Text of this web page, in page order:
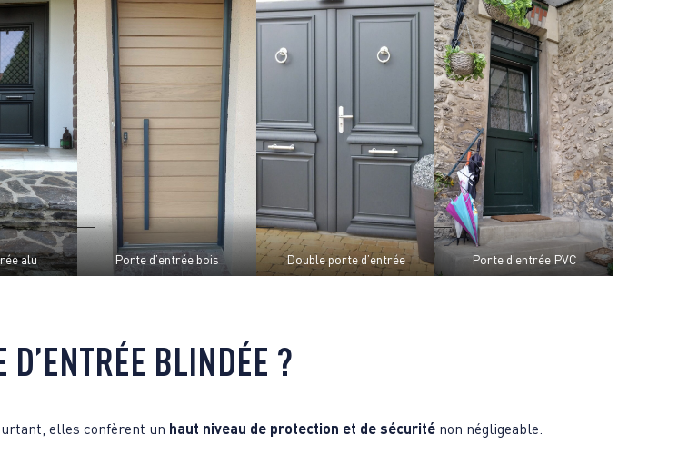
alu Porte d’entrée bois Double porte d’entrée Porte d’entrée PVC
D’ENTRÉE BLINDÉE ?
elles confèrent un haut niveau de protection et de sécuriténon négligeable.